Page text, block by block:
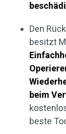
Den
besitzt
beim
beste